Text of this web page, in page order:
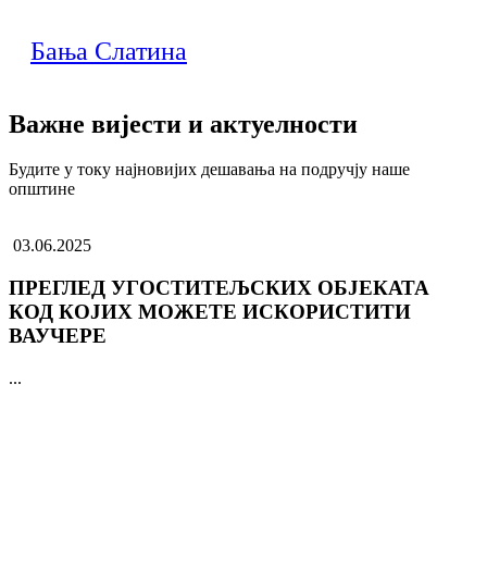
Бања Слатина
Важне вијести и актуелности
Будите у току најновијих дешавања на подручју наше
општине
03.06.2025
ПРЕГЛЕД УГОСТИТЕЉСКИХ ОБЈЕКАТА
КОД КОЈИХ МОЖЕТЕ ИСКОРИСТИТИ
ВАУЧЕРЕ
...